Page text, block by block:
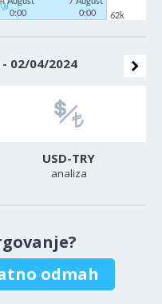
0:00
0:00
62k
02/04/2024
USD-TRY
analiza
odmah